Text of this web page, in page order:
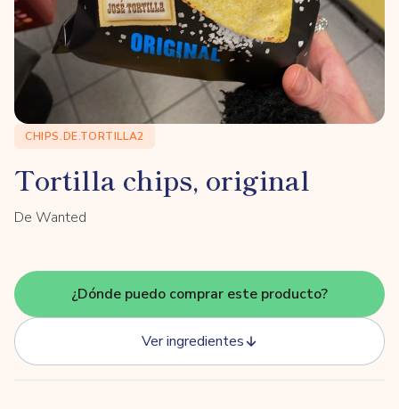
CHIPS.DE.TORTILLA2
Tortilla chips, original
De Wanted
¿Dónde puedo comprar este producto?
Ver ingredientes